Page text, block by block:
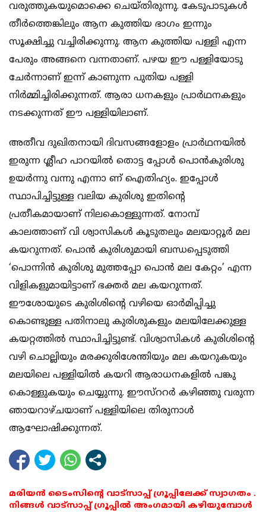
വരുത്തുകയുമൊക്കെ ചെയ്തിരുന്നു. കേടുപാടുകള്‍
തീര്‍ത്തെങ്കിലും ആന കുത്തിയ ഭാഗം ഇന്നും
സൂക്ഷിച്ചു വച്ചിരിക്കുന്നു. ആന കുത്തിയ പള്ളി എന്ന
പേരും അങ്ങനെ വന്നതാണ്. പഴയ ഈ പള്ളിയോടു
ചേര്‍ന്നാണ് ഇന്ന് കാണുന്ന പുതിയ പള്ളി
നിര്‍മ്മിച്ചിരിക്കുന്നത്. ആരാ ധനകളും പ്രാര്‍ഥനകളും
നടക്കുന്നത് ഈ പള്ളിയിലാണ്.
അതീവ ദുഖിതനായി ദിവസങ്ങളോളം പ്രാര്‍ഥനയില്‍
ഇരുന്ന ശ്ലീഹ പാറയില്‍ തൊട്ട പ്പോള്‍ പൊന്‍കുരിശു
ഉയര്‍ന്നു വന്നു എന്നാ ണ് ഐതിഹ്യം. ഇപ്പോള്‍
സ്ഥാപിച്ചിട്ടുള്ള വലിയ കുരിശു ഇതിന്റെ
പ്രതീകമായാണ് നിലകൊള്ളുന്നത്. നോമ്പ്
കാലത്താണ് വി ശ്വാസികള്‍ കൂടുതലും മലയാറ്റൂര്‍ മല
കയറുന്നത്. പൊന്‍ കുരിശുമായി ബന്ധപ്പെടുത്തി
‘പൊന്നിന്‍ കുരിശു മുത്തപ്പോ പൊന്‍ മല കേറ്റം’ എന്ന
വിളികളുമായിട്ടാണ് ഭക്തര്‍ മല കയറുന്നത്.
ഈശോയുടെ കുരിശിന്റെ വഴിയെ ഓര്‍മിപ്പിച്ചു
കൊണ്ടുള്ള പതിനാലു കുരിശുകളും മലയിലേക്കുള്ള
കയറ്റത്തില്‍ സ്ഥാപിച്ചിട്ടുണ്ട്. വിശ്വാസികള്‍ കുരിശിന്റെ
വഴി ചൊല്ലിയും മരക്കുരിശേന്തിയും മല കയറുകയും
മലയിലെ പള്ളിയില്‍ കയറി ആരാധനകളില്‍ പങ്കു
കൊള്ളുകയും ചെയ്യുന്നു. ഈസ്‌ററര്‍ കഴിഞ്ഞു വരുന്ന
ഞായറാഴ്ചയാണ് പള്ളിയിലെ തിരുനാള്‍
ആഘോഷിക്കുന്നത്.
മരിയൻ ടൈംസിന്റെ വാട്സാപ്പ് ഗ്രൂപ്പിലേക്ക് സ്വാഗതം .
നിങ്ങൾ വാട്സാപ്പ് ഗ്രൂപ്പിൽ അംഗമായി കഴിയുമ്പോൾ